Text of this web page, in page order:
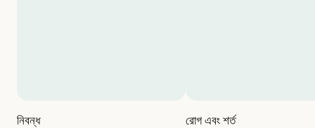
নিবন্ধ রোগ এবং শর্ত